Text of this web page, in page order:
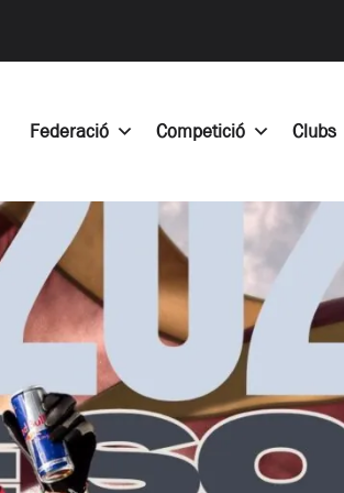
Federació Competició Clubs